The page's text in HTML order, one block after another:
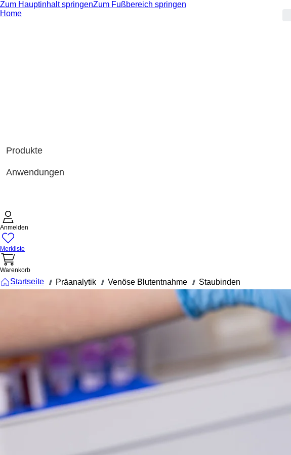
Zum Hauptinhalt springenZum Fußbereich springen
Home
Produkte
Anwendungen
Anmelden
Merkliste
Warenkorb
Startseite /// Präanalytik /// Venöse Blutentnahme /// Staubinden